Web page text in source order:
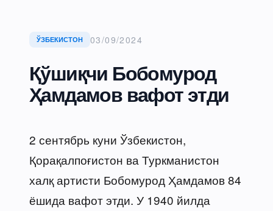
ЎЗБЕКИСТОН 03/09/2024
Қўшиқчи Бобомурод
Ҳамдамов вафот этди
2 сентябрь куни Ўзбекистон,
Қорақалпоғистон ва Туркманистон
халқ артисти Бобомурод Ҳамдамов 84
ёшида вафот этди. У 1940 йилда